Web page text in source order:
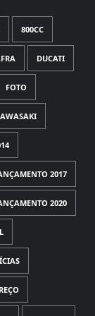
800CC
DUCATI
FOTO
2017
2020